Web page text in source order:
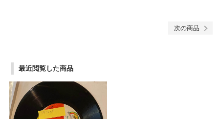
次の商品
最近閲覧した商品